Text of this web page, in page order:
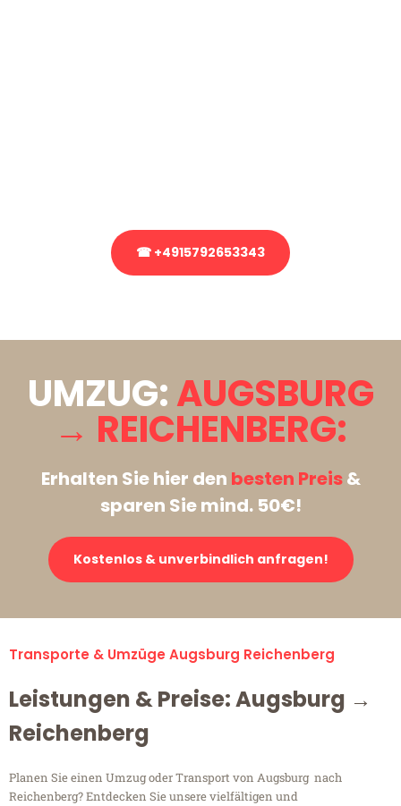
☎ +4915792653343
UMZUG:AUGSBURG
→ REICHENBERG:
Erhalten Sie hier den besten Preis&
sparen Sie mind. 50€!
Kostenlos & unverbindlich anfragen!
Transporte & Umzüge Augsburg Reichenberg
Leistungen & Preise: Augsburg →
Reichenberg
Planen Sie einen Umzug oder Transport von Augsburg nach
Reichenberg? Entdecken Sie unsere vielfältigen und